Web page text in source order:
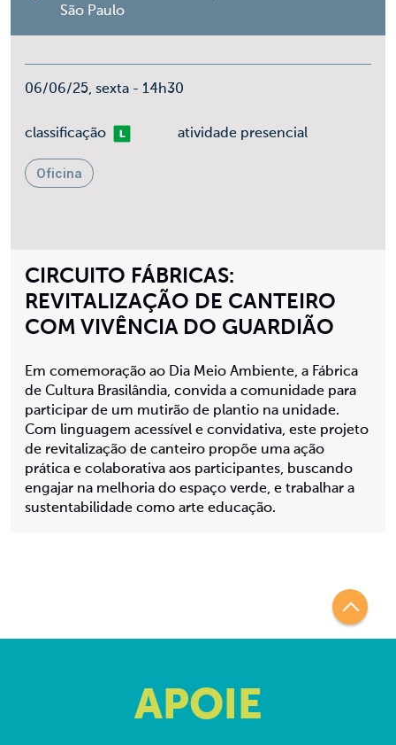
CIRCUITO FÁBRICAS:
REVITALIZAÇÃO DE CANTEIRO
COM VIVÊNCIA DO GUARDIÃO
Em comemoração ao Dia Meio Ambiente, a Fábrica
de Cultura Brasilândia, convida a comunidade para
participar de um mutirão de plantio na unidade.
Com linguagem acessível e convidativa, este projeto
de revitalização de canteiro propõe uma ação
prática e colaborativa aos participantes, buscando
engajar na melhoria do espaço verde, e trabalhar a
sustentabilidade como arte educação.
São Paulo
06/06/25, sexta - 14h30
classificaçãoLivre atividade presencial
Oficina
APOIE